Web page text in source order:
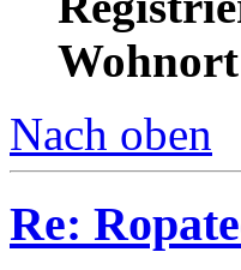
Nach oben
Re: